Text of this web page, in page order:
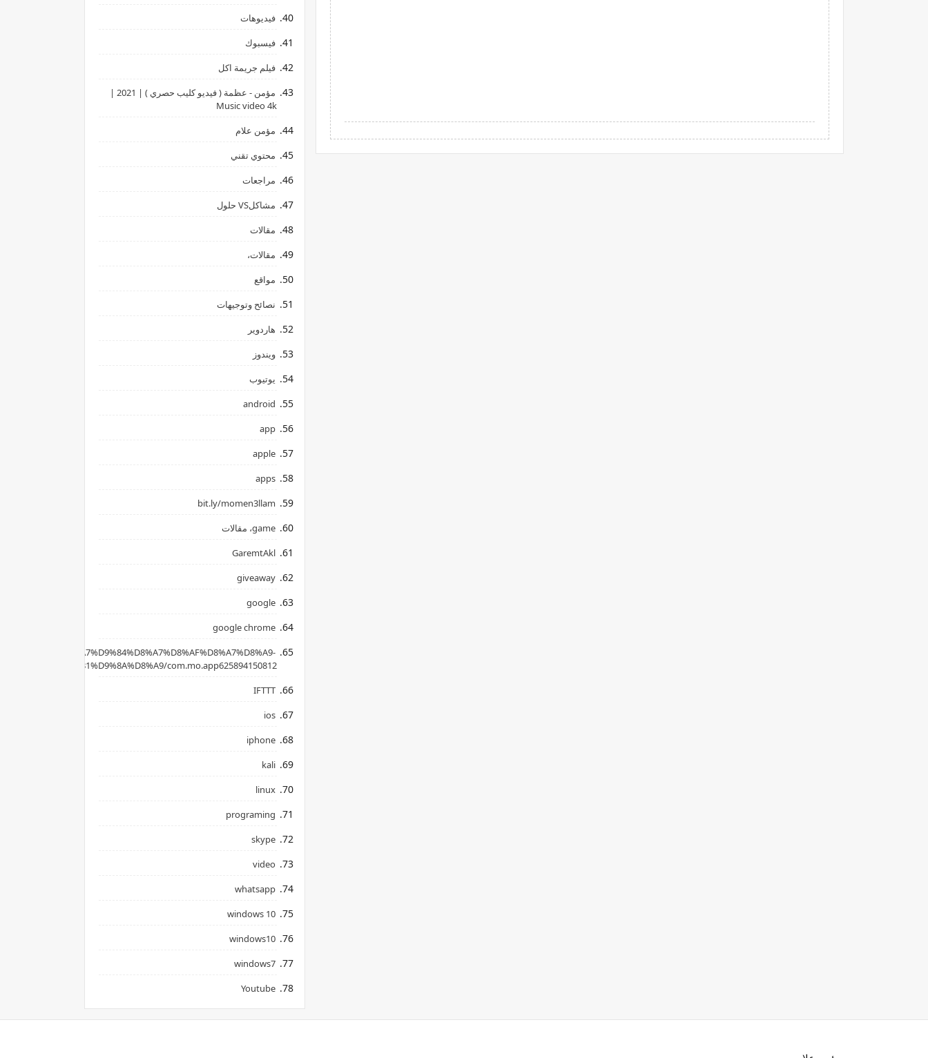
فيديوهات
فيسبوك
فيلم جريمة اكل
مؤمن - عظمة ( فيديو كليب حصري ) | 2021 |
Music video 4k
مؤمن علام
محتوي تقني
مراجعات
مشاكلVS حلول
مقالات
مقالات،
مواقع
نصائح وتوجيهات
هاردوير
ويندوز
يوتيوب
android
app
apple
apps
bit.ly/momen3llam
game، مقالات
GaremtAkl
giveaway
google
google chrome
ar/%D8%A7%D9%84%D8%A7%D8%AF%D8%A7%D8%A9-
com.mo.app625894150812
IFTTT
ios
iphone
kali
linux
programing
skype
video
whatsapp
windows 10
windows10
windows7
Youtube